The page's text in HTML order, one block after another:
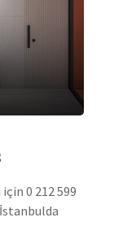
0 212 599